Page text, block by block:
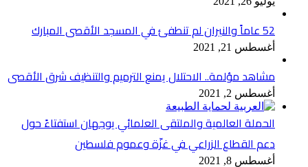
52 عاماً والنيران لم تنطفئ في المسجد الأقصى المبارك
أغسطس 21, 2021
مشاهد مؤلمة.. الاحتلال يمنع الترميم والتنظيف شرق الأقصى
أغسطس 2, 2021
الحملة العالمية والملتقى العلمائي يوجهان استفتاءً حول
دعم القطاع الزراعي في غزّة وعموم فلسطين
أغسطس 8, 2021